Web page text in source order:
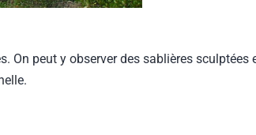
On peut y observer des sablières